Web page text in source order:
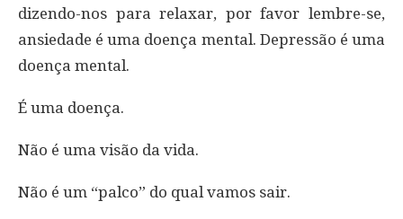
dizendo-nos para relaxar, por favor lembre-se,
ansiedade é uma doença mental. Depressão é uma
doença mental.
É uma doença.
Não é uma visão da vida.
Não é um “palco” do qual vamos sair.